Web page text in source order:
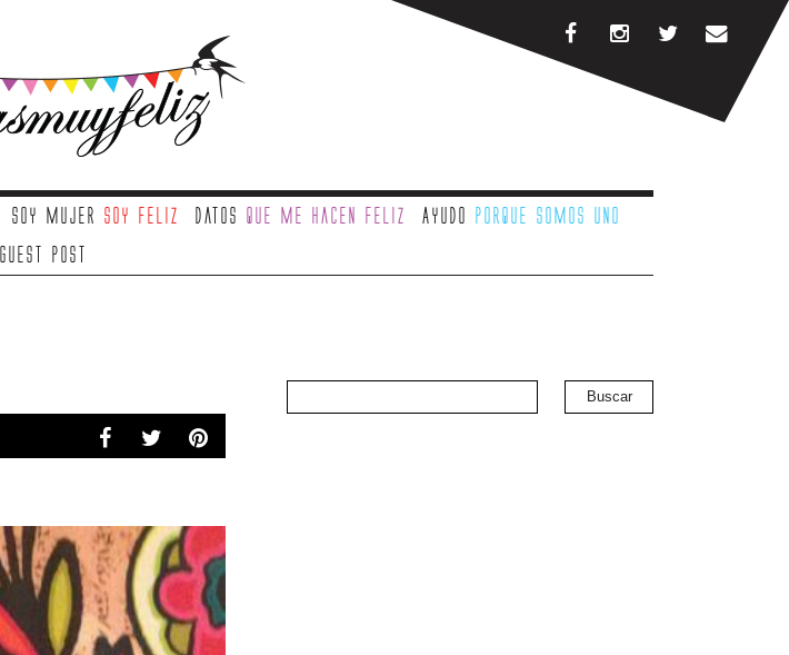
Soy mujer soy feliz Datos que me hacen feliz Ayudo porque somos uno
Guest Post
Buscar